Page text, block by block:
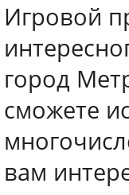
Игровой
город
сможете
вам